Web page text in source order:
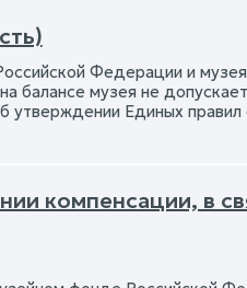
Федерации и
балансе музея не
Единых правил
компенсации, в